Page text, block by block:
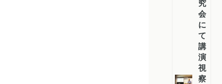
究
会
に
て
講
演・
視
察